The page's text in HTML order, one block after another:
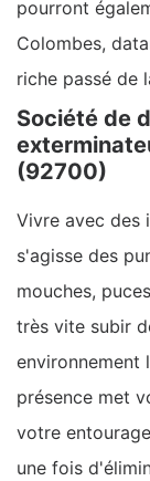
pourront
Colombes,
riche passé de
Société de
(92700)
Vivre avec des
s'agisse des
mouches,
très vite subir
environnement
présence met
votre
une fois